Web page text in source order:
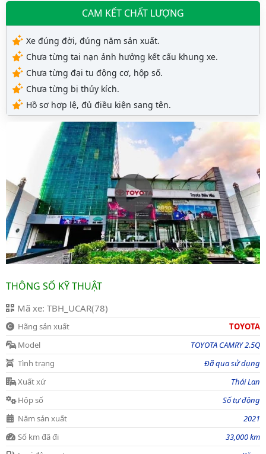
CAM KẾT CHẤT LƯỢNG
Xe đúng đời, đúng năm sản xuất.
Chưa từng tai nạn ảnh hưởng kết cấu khung xe.
Chưa từng đại tu động cơ, hộp số.
Chưa từng bị thủy kích.
Hồ sơ hợp lệ, đủ điều kiện sang tên.
THÔNG SỐ KỸ THUẬT
Mã xe: TBH_UCAR(78)
Hãng sản xuất
TOYOTA
Model
TOYOTA CAMRY 2.5Q
Tình trạng
Đã qua sử dụng
Xuất xứ
Thái Lan
Hộp số
Số tự động
Năm sản xuất
2021
Số km đã đi
33,000 km